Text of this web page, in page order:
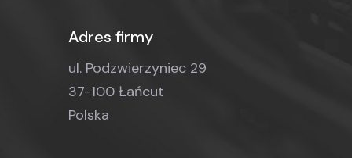
Adres firmy
ul. Podzwierzyniec 29
37-100 Łańcut
Polska